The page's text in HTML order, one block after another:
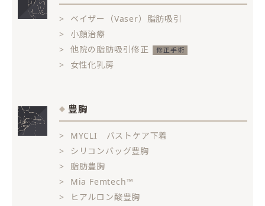
ベイザー（Vaser）脂肪吸引
小顔治療
他院の脂肪吸引修正
女性化乳房
豊胸
MYCLI バストケア下着
シリコンバッグ豊胸
脂肪豊胸
Mia Femtech™
ヒアルロン酸豊胸